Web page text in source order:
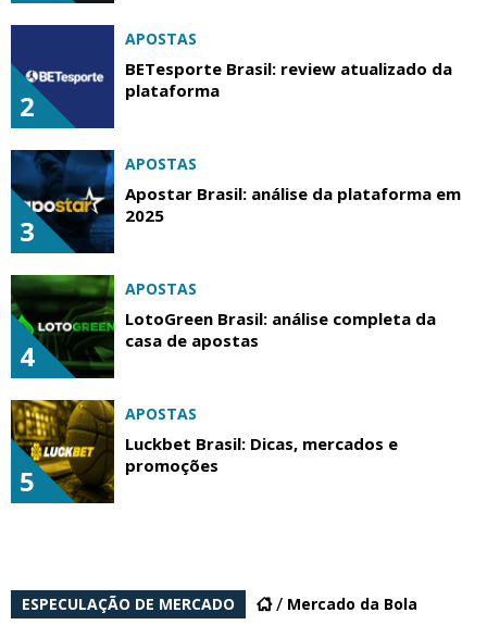
2
APOSTAS
BETesporte Brasil: review atualizado da
plataforma
3
APOSTAS
Apostar Brasil: análise da plataforma em
2025
4
APOSTAS
LotoGreen Brasil: análise completa da
casa de apostas
5
APOSTAS
Luckbet Brasil: Dicas, mercados e
promoções
ESPECULAÇÃO DE MERCADO Mercado da Bola